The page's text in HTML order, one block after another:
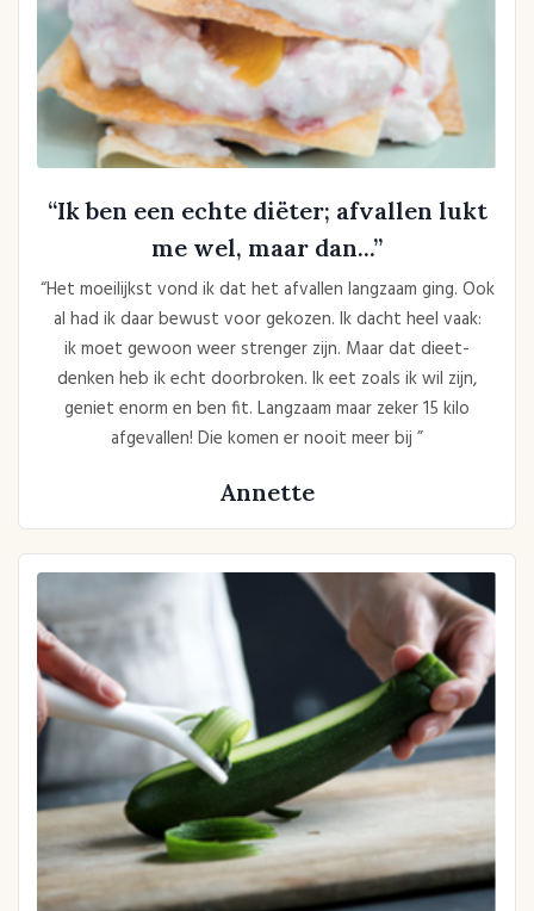
“Ik ben een echte diëter; afvallen lukt
me wel, maar dan...”
“Het moeilijkst vond ik dat het afvallen langzaam ging. Ook
al had ik daar bewust voor gekozen. Ik dacht heel vaak:
ik moet gewoon weer strenger zijn. Maar dat dieet-
denken heb ik echt doorbroken. Ik eet zoals ik wil zijn,
geniet enorm en ben fit. Langzaam maar zeker 15 kilo
afgevallen! Die komen er nooit meer bij ”
Annette